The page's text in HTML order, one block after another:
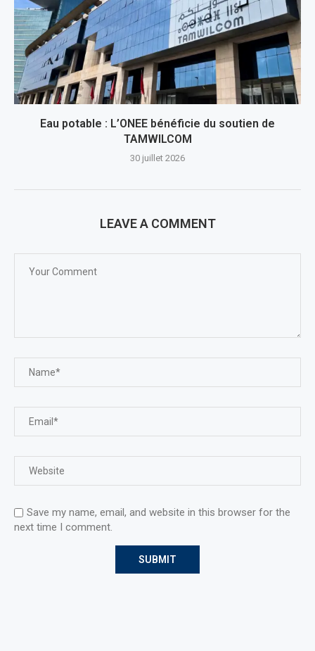
Eau potable : L’ONEE bénéficie du soutien de
TAMWILCOM
30 juillet 2026
LEAVE A COMMENT
Save my name, email, and website in this browser for the
next time I comment.